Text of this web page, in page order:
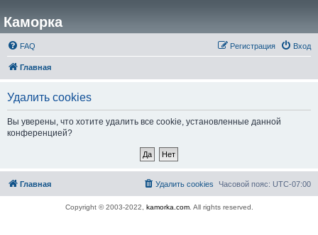
Каморка
FAQ Вход
Регистрация
Главная
Удалить cookies
Вы уверены, что хотите удалить все cookie, установленные данной
конференцией?
Главная Часовой пояс: UTC-07:00
Удалить cookies
Copyright © 2003-2022, kamorka.com. All rights reserved.